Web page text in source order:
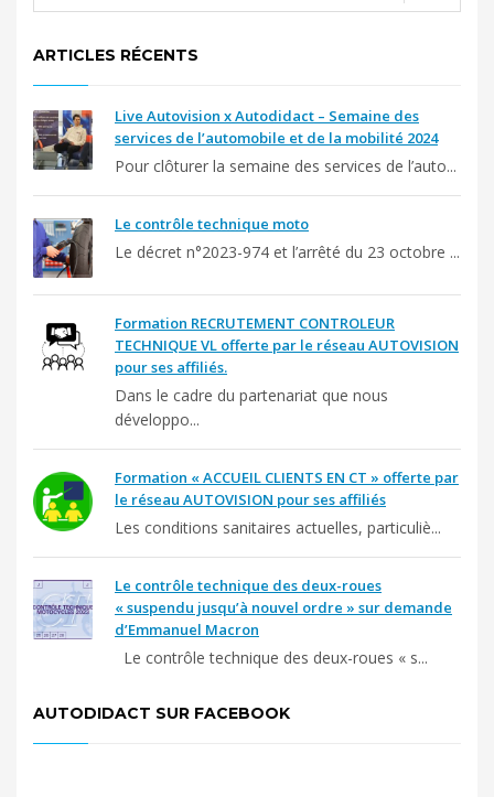
ARTICLES RÉCENTS
Live Autovision x Autodidact – Semaine des
services de l’automobile et de la mobilité 2024
Pour clôturer la semaine des services de l’auto...
Le contrôle technique moto
Le décret n°2023-974 et l’arrêté du 23 octobre ...
Formation RECRUTEMENT CONTROLEUR
TECHNIQUE VL offerte par le réseau AUTOVISION
pour ses affiliés.
Dans le cadre du partenariat que nous
développo...
Formation « ACCUEIL CLIENTS EN CT » offerte par
le réseau AUTOVISION pour ses affiliés
Les conditions sanitaires actuelles, particuliè...
Le contrôle technique des deux-roues
« suspendu jusqu’à nouvel ordre » sur demande
d’Emmanuel Macron
Le contrôle technique des deux-roues « s...
AUTODIDACT SUR FACEBOOK